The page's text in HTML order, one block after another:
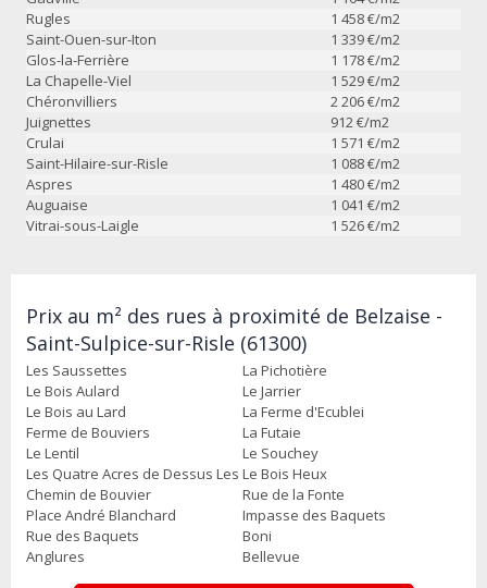
Rugles
1 458€/m2
Saint-Ouen-sur-Iton
1 339€/m2
Glos-la-Ferrière
1 178€/m2
La Chapelle-Viel
1 529€/m2
Chéronvilliers
2 206€/m2
Juignettes
912 €/m2
Crulai
1 571 €/m2
Saint-Hilaire-sur-Risle
1 088€/m2
Aspres
1 480€/m2
Auguaise
1 041 €/m2
Vitrai-sous-Laigle
1 526€/m2
Prix au m² des rues à proximité de Belzaise -
Saint-Sulpice-sur-Risle (61300)
Les Saussettes
La Pichotière
Le Bois Aulard
Le Jarrier
Le Bois au Lard
La Ferme d'Ecublei
Ferme de Bouviers
La Futaie
Le Lentil
Le Souchey
Les Quatre Acres de Dessus Les Le Bois Heux
Chemin de Bouvier
Rue de la Fonte
Place André Blanchard
Impasse des Baquets
Rue des Baquets
Boni
Anglures
Bellevue